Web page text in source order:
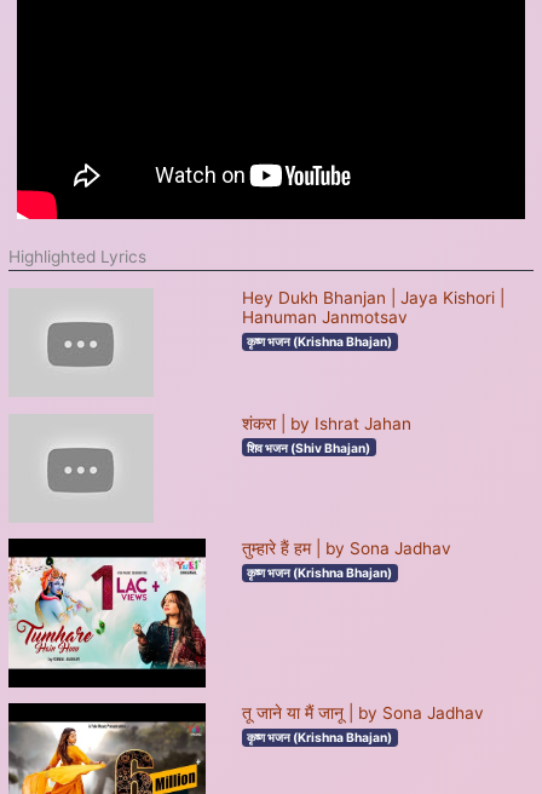
Highlighted Lyrics
Hey Dukh Bhanjan | Jaya Kishori |
Hanuman Janmotsav
कृष्ण भजन (Krishna Bhajan)
शंकरा | by Ishrat Jahan
शिव भजन (Shiv Bhajan)
तुम्हारे हैं हम | by Sona Jadhav
कृष्ण भजन (Krishna Bhajan)
तू जाने या मैं जानू | by Sona Jadhav
कृष्ण भजन (Krishna Bhajan)